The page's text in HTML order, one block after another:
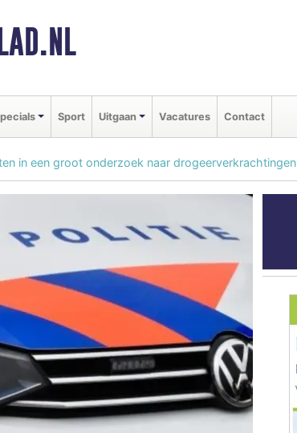
Sport Uitgaan Vacatures Contact
in een groot onderzoek naar drogeerverkrachtingen